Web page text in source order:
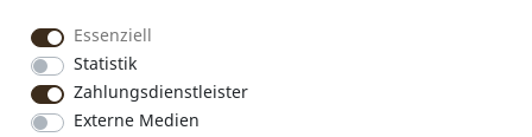
Social Media
Instagram
Facebook
Essenziell
Statistik
Zahlungsdienstleister
Externe Medien